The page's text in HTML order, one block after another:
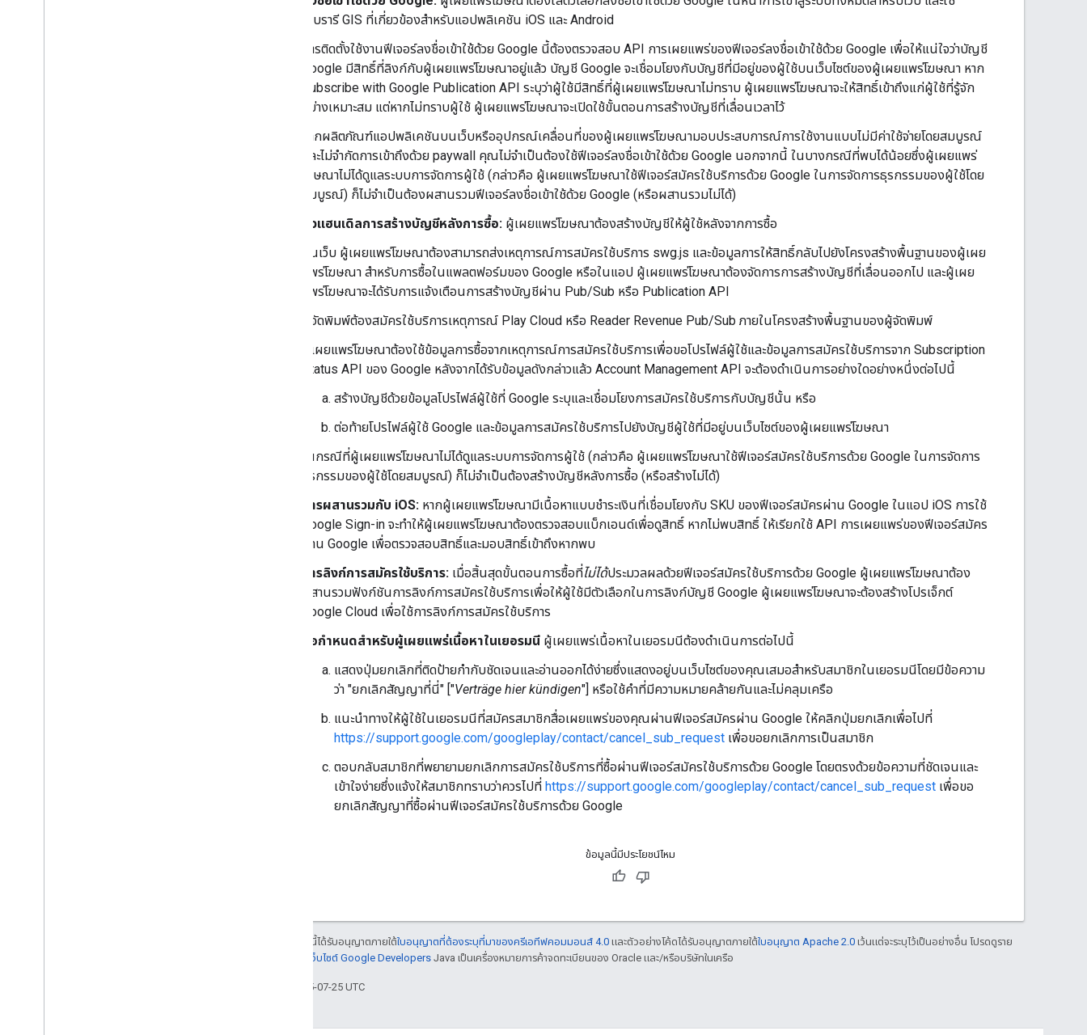
ไลบรารี GIS ที่เกี่ยวข้องสำหรับแอปพลิเคชัน iOS และ Android
การติดตั้งใช้งานฟีเจอร์ลงชื่อเข้าใช้ด้วย Google นี้ต้องตรวจสอบ API การเผยแพร่ของฟีเจอร์ลงชื่อเข้าใช้ด้วย Google เพื่อให้แน่ใจว่าบัญชี
Google มีสิทธิ์ที่ลิงก์กับผู้เผยแพร่โฆษณาอยู่แล้ว บัญชี Google จะเชื่อมโยงกับบัญชีที่มีอยู่ของผู้ใช้บนเว็บไซต์ของผู้เผยแพร่โฆษณา หาก
Subscribe with Google Publication API ระบุว่าผู้ใช้มีสิทธิ์ที่ผู้เผยแพร่โฆษณาไม่ทราบ ผู้เผยแพร่โฆษณาจะให้สิทธิ์เข้าถึงแก่ผู้ใช้ที่รู้จัก
อย่างเหมาะสม แต่หากไม่ทราบผู้ใช้ ผู้เผยแพร่โฆษณาจะเปิดใช้ขั้นตอนการสร้างบัญชีที่เลื่อนเวลาไว้
หากผลิตภัณฑ์แอปพลิเคชันบนเว็บหรืออุปกรณ์เคลื่อนที่ของผู้เผยแพร่โฆษณามอบประสบการณ์การใช้งานแบบไม่มีค่าใช้จ่ายโดยสมบูรณ์
และไม่จำกัดการเข้าถึงด้วย paywall คุณไม่จำเป็นต้องใช้ฟีเจอร์ลงชื่อเข้าใช้ด้วย Google นอกจากนี้ ในบางกรณีที่พบได้น้อยซึ่งผู้เผยแพร่
โฆษณาไม่ได้ดูแลระบบการจัดการผู้ใช้ (กล่าวคือ ผู้เผยแพร่โฆษณาใช้ฟีเจอร์สมัครใช้บริการด้วย Google ในการจัดการธุรกรรมของผู้ใช้โดย
สมบูรณ์) ก็ไม่จำเป็นต้องผสานรวมฟีเจอร์ลงชื่อเข้าใช้ด้วย Google (หรือผสานรวมไม่ได้)
ตัวแฮนเดิลการสร้างบัญชีหลังการซื้อ: ผู้เผยแพร่โฆษณาต้องสร้างบัญชีให้ผู้ใช้หลังจากการซื้อ
บนเว็บ ผู้เผยแพร่โฆษณาต้องสามารถส่งเหตุการณ์การสมัครใช้บริการ swg.js และข้อมูลการให้สิทธิ์กลับไปยังโครงสร้างพื้นฐานของผู้เผย
แพร่โฆษณา สำหรับการซื้อในแพลตฟอร์มของ Google หรือในแอป ผู้เผยแพร่โฆษณาต้องจัดการการสร้างบัญชีที่เลื่อนออกไป และผู้เผย
แพร่โฆษณาจะได้รับการแจ้งเตือนการสร้างบัญชีผ่าน Pub/Sub หรือ Publication API
ผู้จัดพิมพ์ต้องสมัครใช้บริการเหตุการณ์ Play Cloud หรือ Reader Revenue Pub/Sub ภายในโครงสร้างพื้นฐานของผู้จัดพิมพ์
ผู้เผยแพร่โฆษณาต้องใช้ข้อมูลการซื้อจากเหตุการณ์การสมัครใช้บริการเพื่อขอโปรไฟล์ผู้ใช้และข้อมูลการสมัครใช้บริการจาก Subscription
Status API ของ Google หลังจากได้รับข้อมูลดังกล่าวแล้ว Account Management API จะต้องดำเนินการอย่างใดอย่างหนึ่งต่อไปนี้
สร้างบัญชีด้วยข้อมูลโปรไฟล์ผู้ใช้ที่ Google ระบุและเชื่อมโยงการสมัครใช้บริการกับบัญชีนั้น หรือ
ต่อท้ายโปรไฟล์ผู้ใช้ Google และข้อมูลการสมัครใช้บริการไปยังบัญชีผู้ใช้ที่มีอยู่บนเว็บไซต์ของผู้เผยแพร่โฆษณา
ในกรณีที่ผู้เผยแพร่โฆษณาไม่ได้ดูแลระบบการจัดการผู้ใช้ (กล่าวคือ ผู้เผยแพร่โฆษณาใช้ฟีเจอร์สมัครใช้บริการด้วย Google ในการจัดการ
ธุรกรรมของผู้ใช้โดยสมบูรณ์) ก็ไม่จำเป็นต้องสร้างบัญชีหลังการซื้อ (หรือสร้างไม่ได้)
การผสานรวมกับ iOS: หากผู้เผยแพร่โฆษณามีเนื้อหาแบบชำระเงินที่เชื่อมโยงกับ SKU ของฟีเจอร์สมัครผ่าน Google ในแอป iOS การใช้
Google Sign-in จะทำให้ผู้เผยแพร่โฆษณาต้องตรวจสอบแบ็กเอนด์เพื่อดูสิทธิ์ หากไม่พบสิทธิ์ ให้เรียกใช้ API การเผยแพร่ของฟีเจอร์สมัคร
ผ่าน Google เพื่อตรวจสอบสิทธิ์และมอบสิทธิ์เข้าถึงหากพบ
การลิงก์การสมัครใช้บริการ: เมื่อสิ้นสุดขั้นตอนการซื้อที่ไม่ได้ประมวลผลด้วยฟีเจอร์สมัครใช้บริการด้วย Google ผู้เผยแพร่โฆษณาต้อง
ผสานรวมฟังก์ชันการลิงก์การสมัครใช้บริการเพื่อให้ผู้ใช้มีตัวเลือกในการลิงก์บัญชี Google ผู้เผยแพร่โฆษณาจะต้องสร้างโปรเจ็กต์
Google Cloud เพื่อใช้การลิงก์การสมัครใช้บริการ
ข้อกำหนดสำหรับผู้เผยแพร่เนื้อหาในเยอรมนี ผู้เผยแพร่เนื้อหาในเยอรมนีต้องดำเนินการต่อไปนี้
แสดงปุ่มยกเลิกที่ติดป้ายกำกับชัดเจนและอ่านออกได้ง่ายซึ่งแสดงอยู่บนเว็บไซต์ของคุณเสมอสำหรับสมาชิกในเยอรมนีโดยมีข้อความ
ว่า "ยกเลิกสัญญาที่นี่" ["Verträge hier kündigen"] หรือใช้คำที่มีความหมายคล้ายกันและไม่คลุมเครือ
แนะนำทางให้ผู้ใช้ในเยอรมนีที่สมัครสมาชิกสื่อเผยแพร่ของคุณผ่านฟีเจอร์สมัครผ่าน Google ให้คลิกปุ่มยกเลิกเพื่อไปที่
https://support.google.com/googleplay/contact/cancel_sub_request เพื่อขอยกเลิกการเป็นสมาชิก
ตอบกลับสมาชิกที่พยายามยกเลิกการสมัครใช้บริการที่ซื้อผ่านฟีเจอร์สมัครใช้บริการด้วย Google โดยตรงด้วยข้อความที่ชัดเจนและ
เข้าใจง่ายซึ่งแจ้งให้สมาชิกทราบว่าควรไปที่ https://support.google.com/googleplay/contact/cancel_sub_request เพื่อขอ
ยกเลิกสัญญาที่ซื้อผ่านฟีเจอร์สมัครใช้บริการด้วย Google
ข้อมูลนี้มีประโยชน์ไหม
เนื้อหาของหน้าเว็บนี้ได้รับอนุญาตภายใต้ใบอนุญาตที่ต้องระบุที่มาของครีเอทีฟคอมมอนส์ 4.0 และตัวอย่างโค้ดได้รับอนุญาตภายใต้ใบอนุญาต Apache 2.0 เว้นแต่จะระบุไว้เป็นอย่างอื่น โปรดดูราย
นโยบายเว็บไซต์ Google Developers Java เป็นเครื่องหมายการค้าจดทะเบียนของ Oracle และ/หรือบริษัทในเครือ
อัปเดตล่าสุด 2025-07-25 UTC